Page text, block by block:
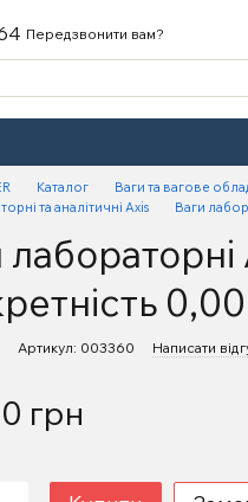
Передзвонити вам?
Каталог Ваги та вагове
та аналітичні Axis
Ваги
Артикул: 003360 Написати
грн